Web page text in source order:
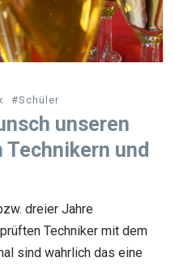
#Schüler
unseren
und
dreier Jahre
Techniker mit dem
sind wahrlich das eine